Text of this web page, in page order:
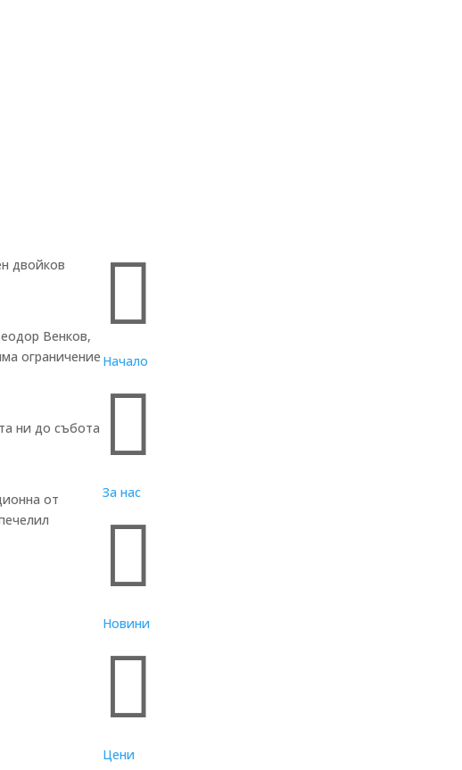
двойков
Венков,
ограничение
ни до събота
от

Начало

За нас

Новини

Цени